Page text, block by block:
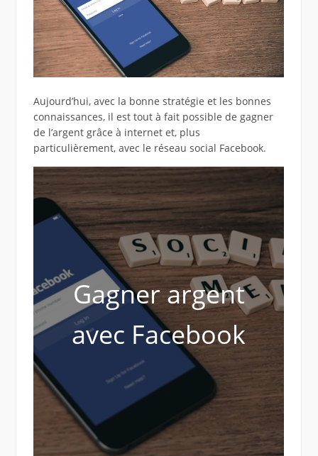
Aujourd’hui, avec la bonne stratégie et les bonnes
connaissances, il est tout à fait possible de gagner
de l’argent grâce à internet et, plus
particulièrement, avec le réseau social Facebook.
Gagner argent
avec Facebook